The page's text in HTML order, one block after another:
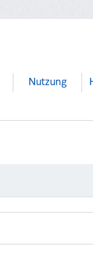
Nutzung